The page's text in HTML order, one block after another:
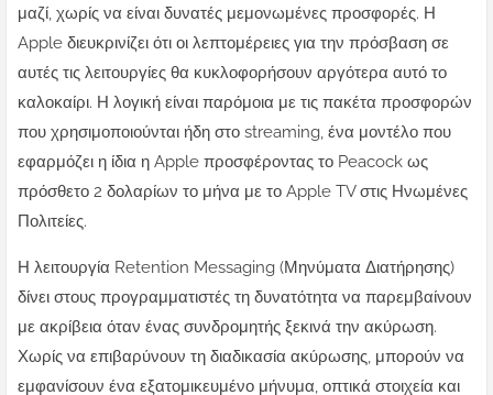
μαζί, χωρίς να είναι δυνατές μεμονωμένες προσφορές. Η
Apple διευκρινίζει ότι οι λεπτομέρειες για την πρόσβαση σε
αυτές τις λειτουργίες θα κυκλοφορήσουν αργότερα αυτό το
καλοκαίρι. Η λογική είναι παρόμοια με τις πακέτα προσφορών
που χρησιμοποιούνται ήδη στο streaming, ένα μοντέλο που
εφαρμόζει η ίδια η Apple προσφέροντας το Peacock ως
πρόσθετο 2 δολαρίων το μήνα με το Apple TV στις Ηνωμένες
Πολιτείες.
Η λειτουργία Retention Messaging (Μηνύματα Διατήρησης)
δίνει στους προγραμματιστές τη δυνατότητα να παρεμβαίνουν
με ακρίβεια όταν ένας συνδρομητής ξεκινά την ακύρωση.
Χωρίς να επιβαρύνουν τη διαδικασία ακύρωσης, μπορούν να
εμφανίσουν ένα εξατομικευμένο μήνυμα, οπτικά στοιχεία και